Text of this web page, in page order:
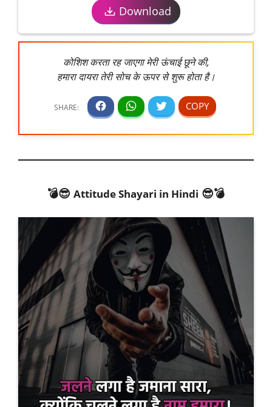
Download
कोशिश करता रह जाएगा मेरी ऊंचाई छूने की,
हमारा दायरा तेरी सोच के ऊपर से शुरू होता है।
💣😎 Attitude Shayari in Hindi 😎💣